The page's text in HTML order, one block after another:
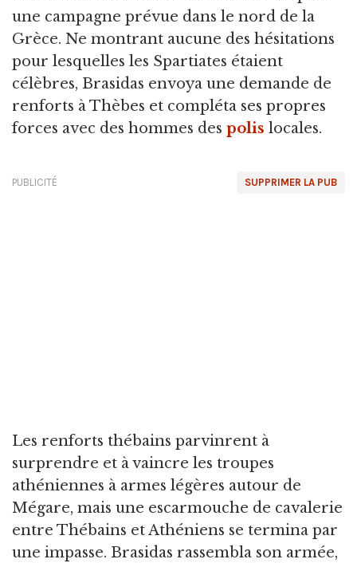
une campagne prévue dans le nord de la
Grèce. Ne montrant aucune des hésitations
pour lesquelles les Spartiates étaient
célèbres, Brasidas envoya une demande de
renforts à Thèbes et compléta ses propres
forces avec des hommes des polis locales.
SUPPRIMER LA PUB
PUBLICITÉ
Les renforts thébains parvinrent à
surprendre et à vaincre les troupes
athéniennes à armes légères autour de
Mégare, mais une escarmouche de cavalerie
entre Thébains et Athéniens se termina par
une impasse. Brasidas rassembla son armée,